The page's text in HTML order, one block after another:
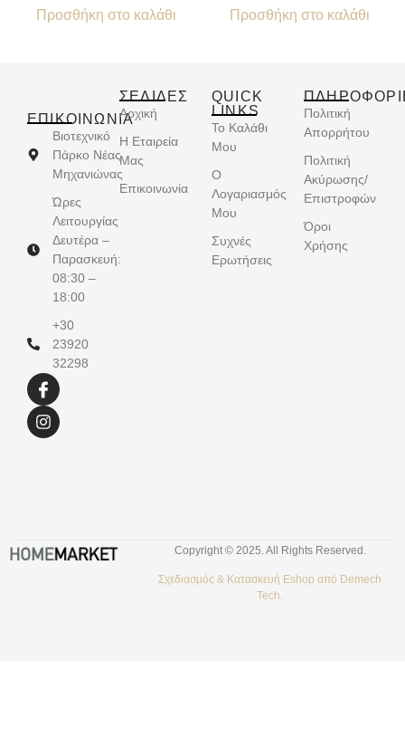
Προσθήκη στο καλάθι Προσθήκη στο καλάθι
ΕΠΙΚΟΙΝΩΝΊΑ
Βιοτεχνικό
Πάρκο Νέας
Μηχανιώνας
Ώρες
Λειτουργίας
Δευτέρα –
Παρασκευή:
08:30 –
18:00
+30
23920
32298
ΣΕΛΙΔΕΣ
Αρχική
Η Εταιρεία
Μας
Επικοινωνία
QUICK
LINKS
Το Καλάθι
Μου
Ο
Λογαριασμός
Μου
Συχνές
Ερωτήσεις
Πολιτική
Απορρήτου
Πολιτική
Ακύρωσης/
Επιστροφών
Όροι
Χρήσης
Copyright © 2025. All Rights Reserved.
Σχεδιασμός & Κατασκευή Eshop από Demech
Tech.